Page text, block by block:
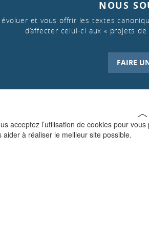
acceptez l’utilisation de cookies pour
à réaliser le meilleur site possible.
NOUS
et vous offrir les textes
d’affecter celui-ci aux « projets
FAIRE